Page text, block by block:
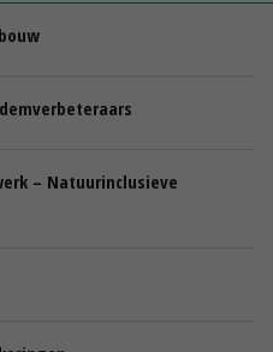
– Natuurinclusieve